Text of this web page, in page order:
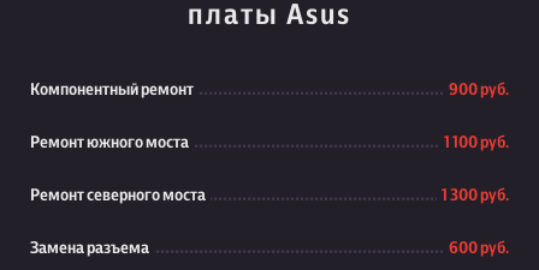
платы Asus
Компонентный ремонт 900 руб.
Ремонт южного моста 1 100 руб.
Ремонт северного моста 1 300 руб.
Замена разъема 600 руб.